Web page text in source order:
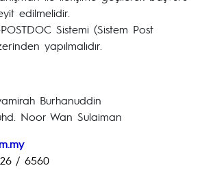
edilmelidir.
Sistemi (Sistem Post
yapılmalıdır.
Burhanuddin
Noor Wan Sulaiman
/ 6560